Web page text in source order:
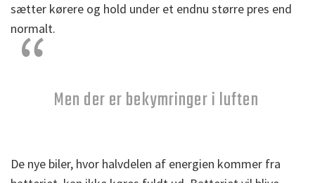
sætter kørere og hold under et endnu større pres end
normalt.
Men der er bekymringer i luften
De nye biler, hvor halvdelen af energien kommer fra